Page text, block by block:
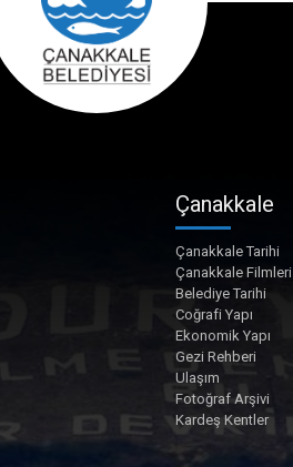
Çanakkale
Çanakkale Tarihi
Çanakkale Filmleri
Belediye Tarihi
Coğrafi Yapı
Ekonomik Yapı
Gezi Rehberi
Ulaşım
Fotoğraf Arşivi
Kardeş Kentler